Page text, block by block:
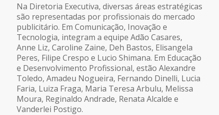
Na Diretoria Executiva, diversas áreas estratégicas
são representadas por profissionais do mercado
publicitário. Em Comunicação, Inovação e
Tecnologia, integram a equipe Adão Casares,
Anne Liz, Caroline Zaine, Deh Bastos, Elisangela
Peres, Filipe Crespo e Lucio Shimana. Em Educação
e Desenvolvimento Profissional, estão Alexandre
Toledo, Amadeu Nogueira, Fernando Dinelli, Lucia
Faria, Luiza Fraga, Maria Teresa Arbulu, Melissa
Moura, Reginaldo Andrade, Renata Alcalde e
Vanderlei Postigo.